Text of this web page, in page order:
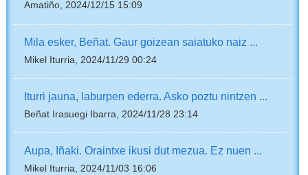
Amatiño, 2024/12/15 15:09
Mila esker, Beñat. Gaur goizean saiatuko naiz ...
Mikel Iturria, 2024/11/29 00:24
Iturri jauna, laburpen ederra. Asko poztu nintzen ...
Beñat Irasuegi Ibarra, 2024/11/28 23:14
Aupa, Iñaki. Oraintxe ikusi dut mezua. Ez nuen ...
Mikel Iturria, 2024/11/03 16:06